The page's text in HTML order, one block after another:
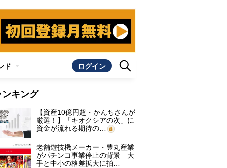
ド ログイン
ンキング
【資産10億円超・かんちさんが
厳選！】「キオクシアの次」に
資金が流れる期待の…
老舗遊技機メーカー・豊丸産業
がパチンコ事業停止の背景 大
手と中小の格差拡大に拍…